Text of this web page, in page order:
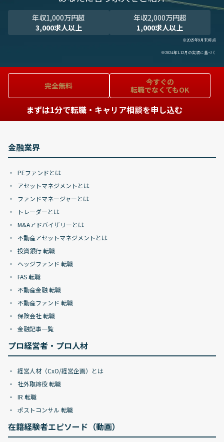
年収1,000万円超
3,000求人以上
年収2,000万円超
1,000求人以上
※2025年9月末時点
※2024年1-12月の実績に基づく
完全無料
今すぐの
転職でなくてもOK
まずは1分で転職・キャリア相談を申し込む
金融業界
PEファンドとは
アセットマネジメントとは
ファンドマネージャーとは
トレーダーとは
M&Aアドバイザリーとは
不動産アセットマネジメントとは
投資銀行 転職
ヘッジファンド 転職
FAS 転職
不動産金融 転職
不動産ファンド 転職
保険会社 転職
金融記事一覧
プロ経営者・プロ人材
経営人材（CxO/経営企画）とは
社外取締役 転職
IR 転職
ポストコンサル 転職
在籍経験者エピソード（動画）